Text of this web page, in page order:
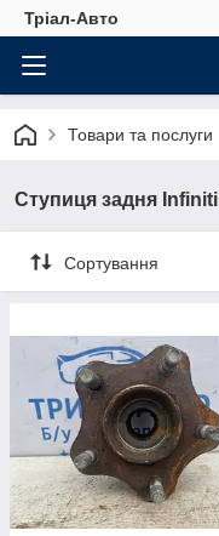
Тріал-Авто
Товари та послуги
Ступиця задня Infiniti
Сортування